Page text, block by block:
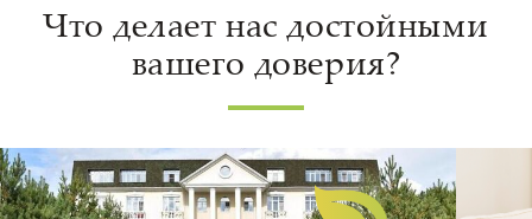
Что делает нас достойными
вашего доверия?